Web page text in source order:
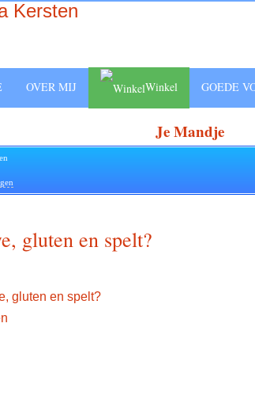
OVER MIJ Winkel GOEDE
Je Mandje
gluten en spelt?